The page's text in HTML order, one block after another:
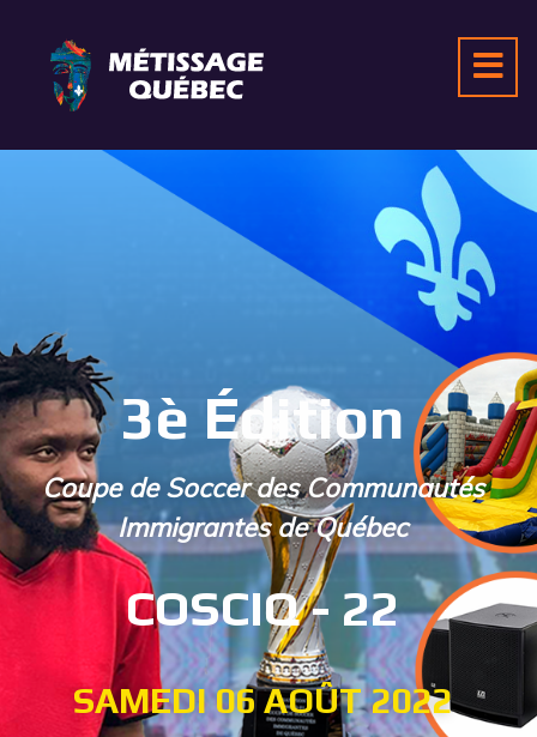
3è Édition
Coupe de Soccer des Communautés
Immigrantes de Québec
COSCIQ - 22
SAMEDI 06 AOÛT 2022